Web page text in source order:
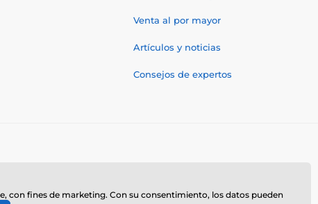
Venta al por mayor
Artículos y noticias
Consejos de expertos
con fines de marketing. Con su consentimiento, los datos pueden